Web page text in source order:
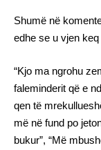
Shumë në
edhe se u vjen
“Kjo ma ngrohu
faleminderit që e
qen të
më në fund po
bukur”, “Më